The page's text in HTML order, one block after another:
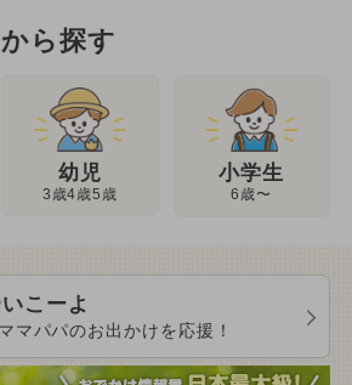
ら探す
幼児
3歳4歳5歳
小学生
6歳〜
こーよ
マパパのお出かけを応援！